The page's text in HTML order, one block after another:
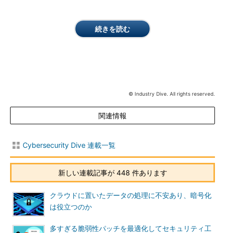
続きを読む
© Industry Dive. All rights reserved.
関連情報
Cybersecurity Dive 連載一覧
新しい連載記事が 448 件あります
クラウドに置いたデータの処理に不安あり、暗号化
は役立つのか
多すぎる脆弱性パッチを最適化してセキュリティ工